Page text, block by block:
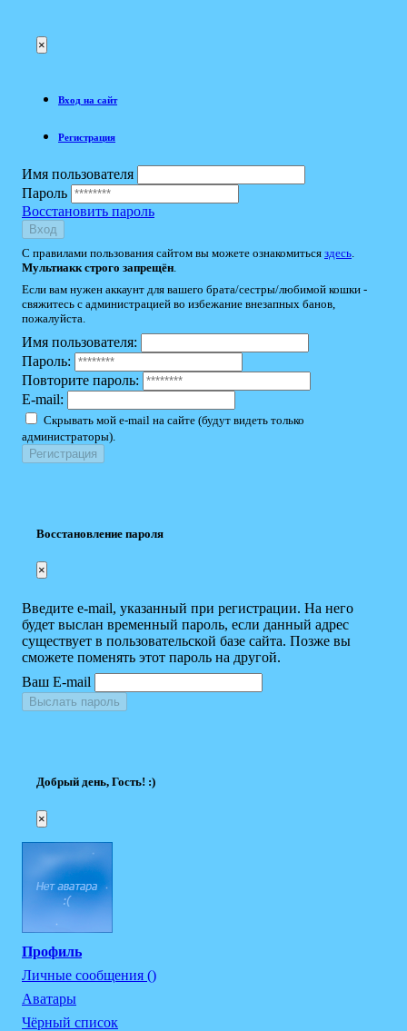
×
Вход на сайт
Регистрация
Имя пользователя
Пароль
Восстановить пароль
Вход
С правилами пользования сайтом вы можете ознакомиться здесь
Мультиакк строго запрещён
Если вам нужен аккаунт для вашего брата/сестры/любимой кошки -
свяжитесь с администрацией во избежание внезапных банов,
пожалуйста.
Имя пользователя:
Пароль:
Повторите пароль:
E-mail:
Скрывать мой e-mail на сайте (будут видеть только
администраторы).
Восстановление пароля
×
Введите e-mail, указанный при регистрации. На него
будет выслан временный пароль, если данный адрес
существует в пользовательской базе сайта. Позже вы
сможете поменять этот пароль на другой.
Ваш E-mail
Выслать пароль
Добрый день, Гость! :)
×
Профиль
Личные сообщения ()
Аватары
Чёрный список